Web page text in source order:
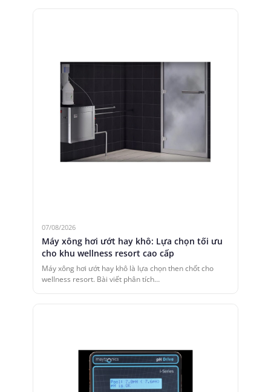
07/08/2026
Máy xông hơi ướt hay khô: Lựa chọn tối ưu
cho khu wellness resort cao cấp
Máy xông hơi ướt hay khô là lựa chọn then chốt cho
wellness resort. Bài viết phân tích…